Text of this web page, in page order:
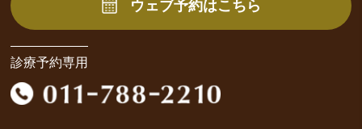
ウェブ予約はこちら
診療予約専用